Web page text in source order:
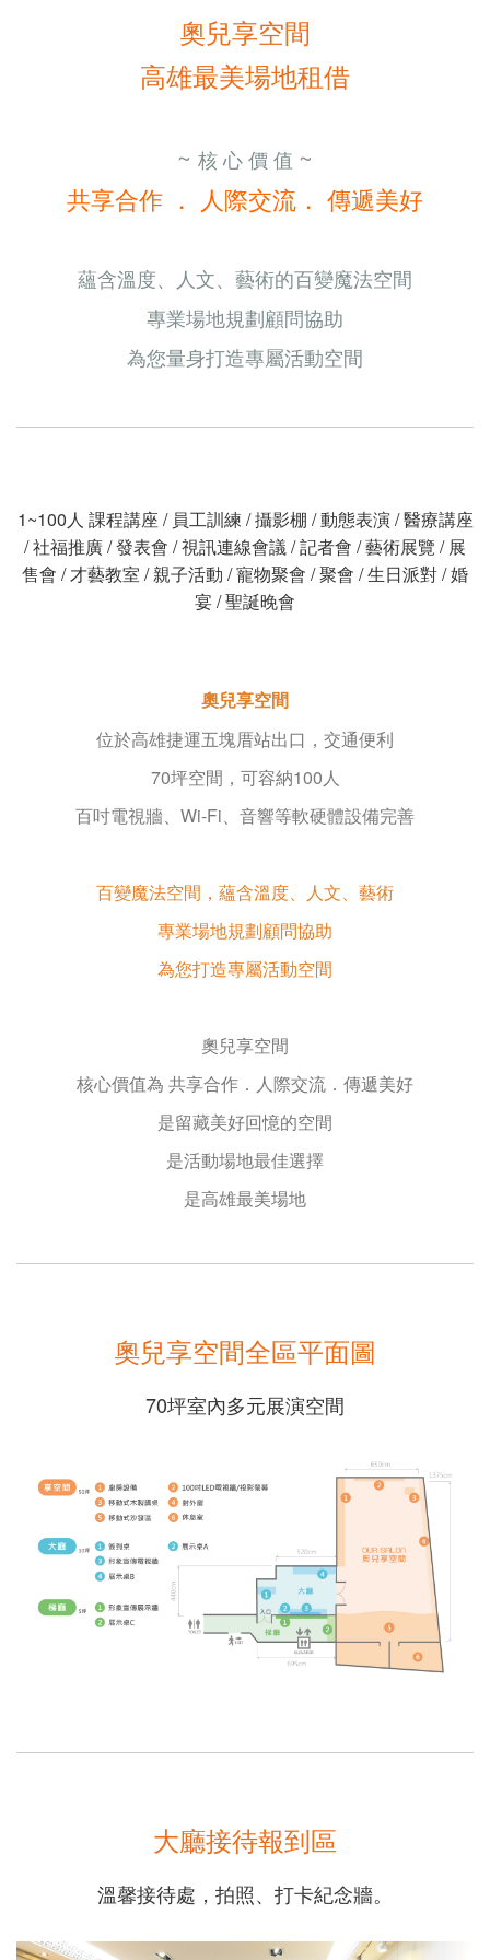
奧兒享空間
高雄最美場地租借
~ 核 心 價 值 ~
共享合作 ． 人際交流． 傳遞美好
蘊含溫度、人文、藝術的百變魔法空間
專業場地規劃顧問協助
為您量身打造專屬活動空間
1~100人 課程講座 / 員工訓練 / 攝影棚 / 動態表演 / 醫療講座
/ 社福推廣 /發表會 / 視訊連線會議 / 記者會 / 藝術展覽 / 展
售會 /才藝教室 / 親子活動 / 寵物聚會 / 聚會 / 生日派對 / 婚
宴 / 聖誕晚會
奧兒享空間
位於高雄捷運五塊厝站出口，交通便利
70坪空間，可容納100人
百吋電視牆、Wi-Fi、音響等軟硬體設備完善
百變魔法空間，蘊含溫度、人文、藝術
專業場地規劃顧問協助
為您打造專屬活動空間
奧兒享空間
核心價值為 共享合作．人際交流．傳遞美好
是留藏美好回憶的空間
是活動場地最佳選擇
是高雄最美場地
奧兒享空間全區平面圖
70坪室內多元展演空間
大廳接待報到區
溫馨接待處，拍照、打卡紀念牆。